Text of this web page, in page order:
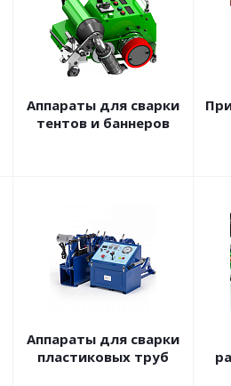
Аппараты для сварки
тентов и баннеров
Аппараты для сварки
пластиковых труб